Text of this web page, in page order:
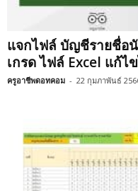
แจกไฟล์ บัญชีรายชื่อ
เกรด ไฟล์ Excel แก้
ครูอาชีพดอทคอม - 22 กุมภาพันธ์